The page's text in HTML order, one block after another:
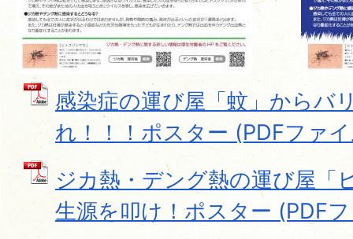
感染症の運び屋「蚊」からバ
れ！！！ポスター (PDFファ
ジカ熱・デング熱の運び屋「
生源を叩け！ポスター (PDF